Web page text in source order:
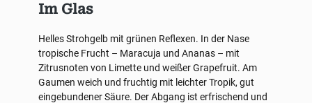
Im Glas
Helles Strohgelb mit grünen Reflexen. In der Nase
tropische Frucht – Maracuja und Ananas – mit
Zitrusnoten von Limette und weißer Grapefruit. Am
Gaumen weich und fruchtig mit leichter Tropik, gut
eingebundener Säure. Der Abgang ist erfrischend und